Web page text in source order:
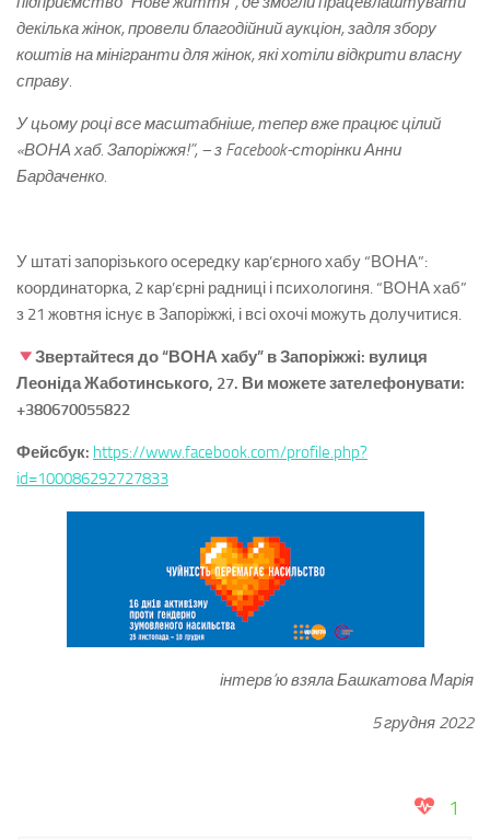
декілька жінок, провели благодійний аукціон, задля збору
коштів на мінігранти для жінок, які хотіли відкрити власну
справу.
У цьому році все масштабніше, тепер вже працює цілий
«ВОНА хаб. Запоріжжя!”, – з Facebook-сторінки Анни
Бардаченко.
У штаті запорізького осередку кар’єрного хабу “ВОНА”:
координаторка, 2 кар’єрні радниці і психологиня. “ВОНА хаб”
з 21 жовтня існує в Запоріжжі, і всі охочі можуть долучитися.
Звертайтеся до “ВОНА хабу” в Запоріжжі: вулиця
Леоніда Жаботинського, 27. Ви можете зателефонувати:
+380670055822
Фейсбук: https://www.facebook.com/profile.php?
id=100086292727833
інтерв’ю взяла Башкатова Марія
5 грудня 2022
1